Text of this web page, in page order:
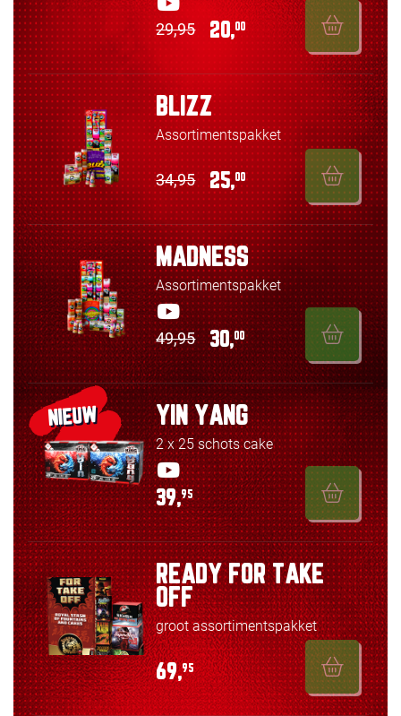
29,95 20,00
BLIZZ
Assortimentspakket
34,95 25,00
MADNESS
Assortimentspakket
49,95 30,00
NIEUW YIN YANG
2 x 25 schots cake
39,95
READY FOR TAKE
OFF
groot assortimentspakket
69,95